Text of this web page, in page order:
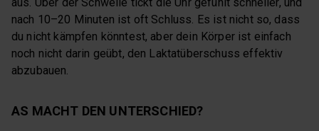
nach 10–20 Minuten ist oft Schluss. Es ist nicht so, dass
du nicht kämpfen könntest, aber dein Körper ist einfach
noch nicht darin geübt, den Laktatüberschuss effektiv
abzubauen.
AS MACHT DEN UNTERSCHIED?